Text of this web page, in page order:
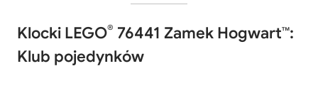
Klocki LEGO® 76441 Zamek Hogwart™:
Klub pojedynków